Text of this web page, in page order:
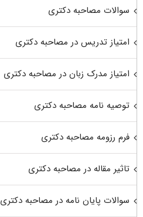
سوالات مصاحبه دکتری
امتیاز تدریس در مصاحبه دکتری
امتیاز مدرک زبان در مصاحبه دکتری
توصیه نامه مصاحبه دکتری
فرم رزومه مصاحبه دکتری
تاثیر مقاله در مصاحبه دکتری
سوالات پایان نامه در مصاحبه دکتری